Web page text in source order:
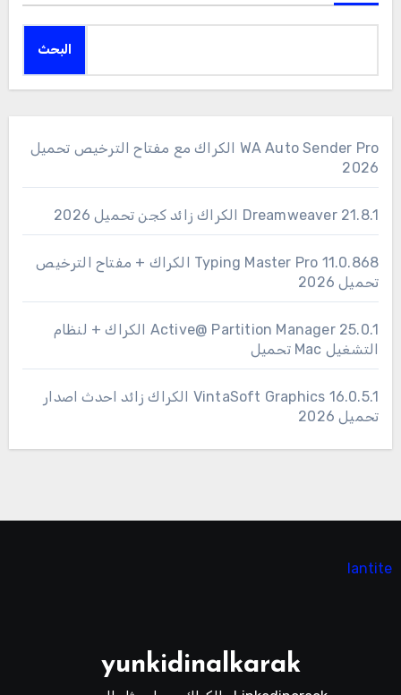
البحث
WA Auto Sender Pro الكراك مع مفتاح الترخيص تحميل
2026
Dreamweaver 21.8.1 الكراك زائد كجن تحميل 2026
11.0.868 Typing Master Pro الكراك + مفتاح الترخيص
تحميل 2026
25.0.1 Active@ Partition Manager الكراك + لنظام
التشغيل Mac تحميل
16.0.5.1 VintaSoft Graphics الكراك زائد احدث اصدار
تحميل 2026
lantite
yunkidinalkarak